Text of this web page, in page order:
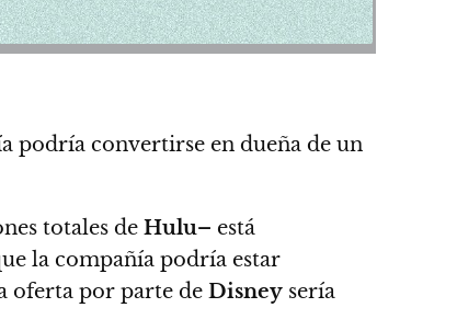
podría convertirse en dueña de un
totales de Hulu– está
la compañía podría estar
oferta por parte de Disney sería